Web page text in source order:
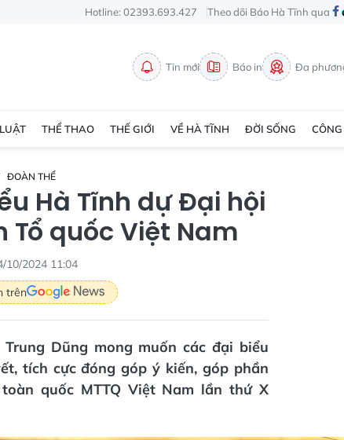
Hotline: 02393.693.427 Theo dõi Báo Hà Tĩnh qua
Tin mới Báo in Đa
THỂ THAO THẾ GIỚI VỀ HÀ TĨNH ĐỜI SỐNG
ĐOÀN THỂ
Hà Tĩnh dự Đại hội
quốc Việt Nam
10/2024 11:04
trên
Dũng mong muốn các đại biểu
tích cực đóng góp ý kiến, góp phần
quốc MTTQ Việt Nam lần thứ X